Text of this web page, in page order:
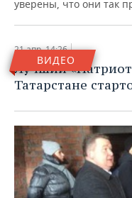
уверены, что они так
ВИДЕО
21 апр, 14:26
​Лучший
Татарстане